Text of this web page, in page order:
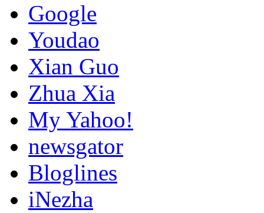
Google
Youdao
Xian Guo
Zhua Xia
My Yahoo!
newsgator
Bloglines
iNezha